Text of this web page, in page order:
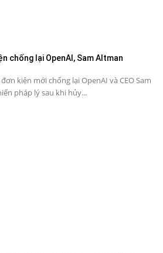
chống lại OpenAI, Sam Altman
kiện mới chống lại OpenAI và CEO Sam
pháp lý sau khi hủy...